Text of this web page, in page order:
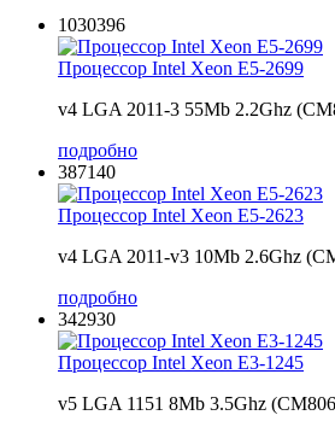
1030396
Процессор Intel Xeon E5-2699
v4 LGA 2011-3 55Mb 2.2Ghz
подробно
387140
Процессор Intel Xeon E5-2623
v4 LGA 2011-v3 10Mb 2.6Ghz
подробно
342930
Процессор Intel Xeon E3-1245
v5 LGA 1151 8Mb 3.5Ghz